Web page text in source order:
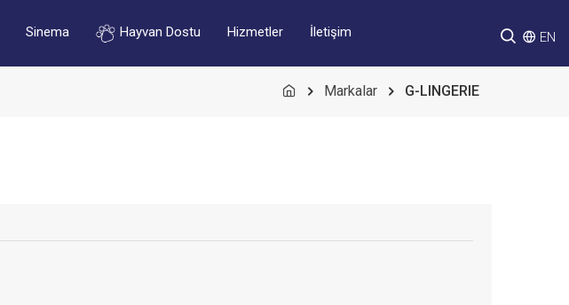
Sinema Hayvan Dostu Hizmetler İletişim EN
Markalar G-LINGERIE